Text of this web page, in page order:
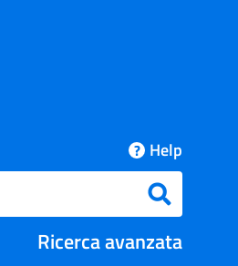
Help
Cerca
Ricerca avanzata